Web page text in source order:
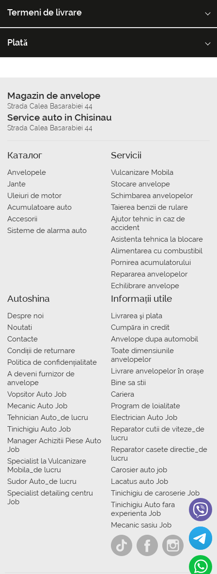
Termeni de livrare
Plată
Magazin de anvelope
Strada Calea Basarabiei 44
Service auto in Chisinau
Strada Calea Basarabiei 44
Каталог
Anvelopele
Jante
Uleiuri de motor
Acumulatoare auto
Accesorii
Sisteme de alarma auto
Servicii
Vulcanizare Mobila
Stocare anvelope
Schimbarea anvelopelor
Taierea benzii de rulare
Ajutor tehnic in caz de
accident
Asistenta tehnica la blocare
Alimentarea cu combustibil
Pornirea acumulatorului
Repararea anvelopelor
Echilibrare anvelope
Autoshina
Despre noi
Noutati
Contacte
Condiții de returnare
Politica de confidențialitate
A deveni furnizor de
anvelope
Vopsitor Auto Job
Mecanic Auto Job
Tehnician Auto_de lucru
Tinichigiu Auto Job
Manager Achizitii Piese Auto
Job
Specialist la Vulcanizare
Mobila_de lucru
Sudor Auto_de lucru
Specialist detailing centru
Job
Informații utile
Livrarea şi plata
Сumpăra in credit
Anvelope dupa automobil
Toate dimensiunile
anvelopelor
Livrare anvelopelor în orașe
Bine sa stii
Cariera
Program de loialitate
Electrician Auto Job
Reparator cutii de viteze_de
lucru
Reparator casete directie_de
lucru
Carosier auto job
Lacatus auto Job
Tinichigiu de caroserie Job
Tinichigiu Auto fara
experienta Job
Mecanic sasiu Job